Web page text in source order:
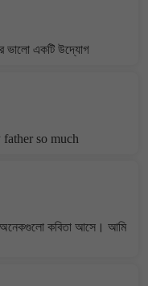
ভালো একটি উদ্যোগ
father so much
অনেকগুলো কবিতা আসে। আমি